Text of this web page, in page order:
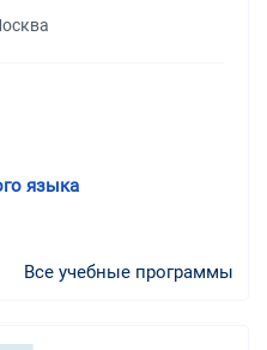
языка
Все учебные программы